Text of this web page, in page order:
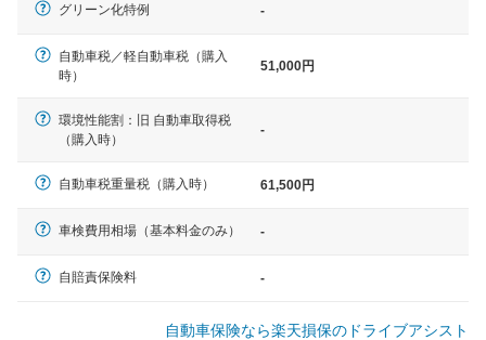
クラウン、アルファード、フォレ
グリーン化特例 -
自動車税／軽自動車税（購入
時）
51,000円
環境性能割：旧 自動車取得税
（購入時）
-
自動車税重量税（購入時） 61,500円
車検費用相場（基本料金のみ） -
自賠責保険料 -
自動車保険なら楽天損保のドライブアシスト